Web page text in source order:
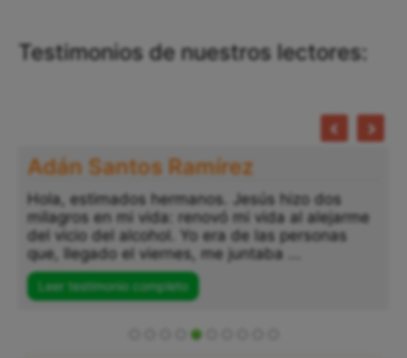
Testimonios de nuestros lectores:
Adán Santos Ramírez
Hola, estimados hermanos. Jesús hizo dos
milagros en mi vida: renovó mi vida al alejarme
del vicio del alcohol. Yo era de las personas
que, llegado el viernes, me juntaba ...
Leer testimonio completo